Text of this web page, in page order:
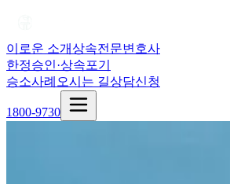
이로운 소개상속전문변호사
한정승인·상속포기
승소사례 오시는 길상담신청
1800-9730